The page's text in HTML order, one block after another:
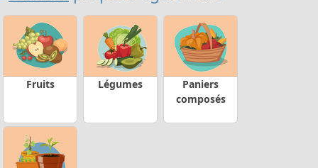
Fruits Légumes
Paniers
composés